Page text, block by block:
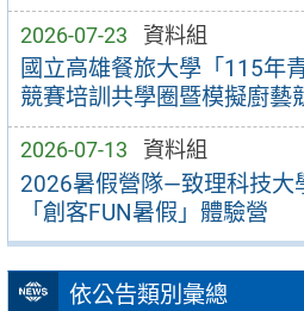
2026-07-23 資料組
國立高雄餐旅大學「115年
競賽培訓共學圈暨模擬廚藝
2026-07-13 資料組
2026暑假營隊—致理科技大
「創客FUN暑假」體驗營
依公告類別彙總